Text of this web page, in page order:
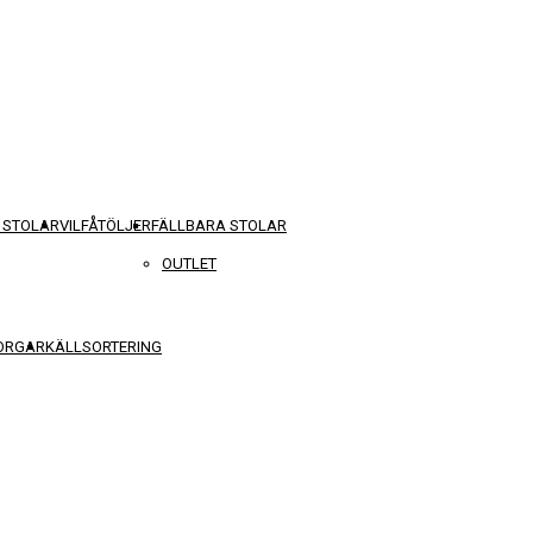
VILFÅTÖLJERFÄLLBARA STOLAR
KÄLLSORTERING
OUTLET